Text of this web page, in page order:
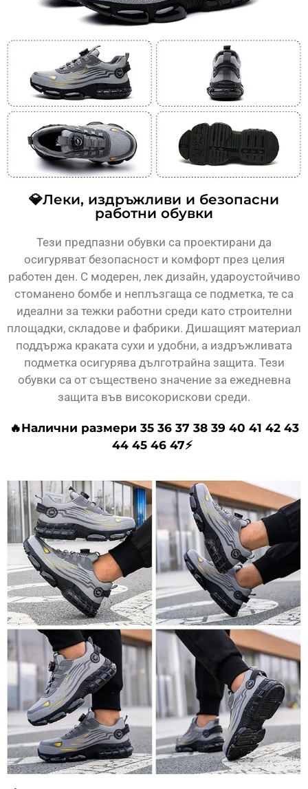
💎Леки, издръжливи и безопасни
работни обувки
Тези предпазни обувки са проектирани да
осигуряват безопасност и комфорт през целия
работен ден. С модерен, лек дизайн, удароустойчиво
стоманено бомбе и неплъзгаща се подметка, те са
идеални за тежки работни среди като строителни
площадки, складове и фабрики. Дишащият материал
поддържа краката сухи и удобни, а издръжливата
подметка осигурява дълготрайна защита. Тези
обувки са от съществено значение за ежедневна
защита във високорискови среди.
🔥Налични размери 35 36 37 38 39 40 41 42 43
44 45 46 47⚡